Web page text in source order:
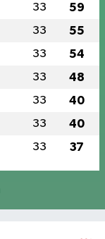
33 59
33 55
33 54
33 48
33 40
33 40
33 37